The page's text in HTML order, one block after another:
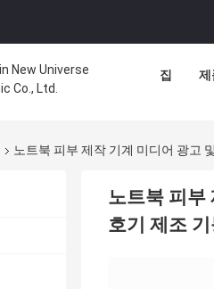
집 제
노트북 피부 제작 기계 미디어 광고
노트북 피부
호기 제조